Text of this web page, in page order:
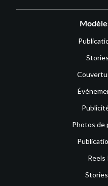
Photos de
Reels